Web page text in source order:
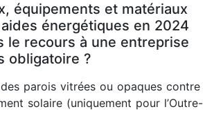
équipements et matériaux
énergétiques en 2024
le recours à une entreprise
obligatoire ?
parois vitrées ou opaques contre
solaire (uniquement pour l’Outre-